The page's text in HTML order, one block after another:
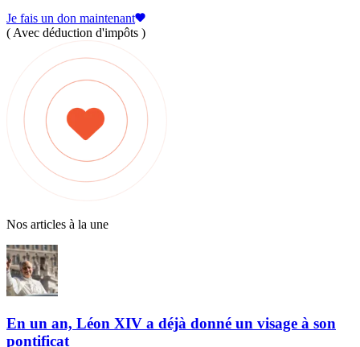
Je fais un don maintenant
( Avec déduction d'impôts )
Nos articles à la une
En un an, Léon XIV a déjà donné un visage à son
pontificat